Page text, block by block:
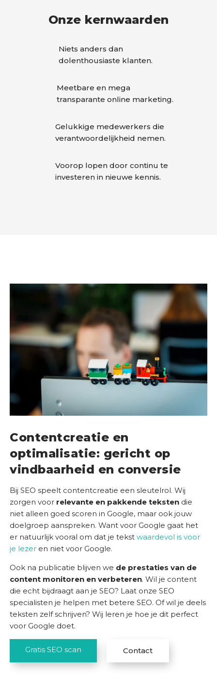
Onze kernwaarden
Niets anders dan
dolenthousiaste klanten.
Meetbare en mega
transparante online marketing.
Gelukkige medewerkers die
verantwoordelijkheid nemen.
Voorop lopen door continu te
investeren in nieuwe kennis.
Contentcreatie en
optimalisatie: gericht op
vindbaarheid en conversie
Bij SEO speelt contentcreatie een sleutelrol. Wij
zorgen voor relevante en pakkende teksten die
niet alleen goed scoren in Google, maar ook jouw
doelgroep aanspreken. Want voor Google gaat het
er natuurlijk vooral om dat je tekst waardevol is voor
je lezer en niet voor Google.
Ook na publicatie blijven we de prestaties van de
content monitoren en verbeteren. Wil je content
die echt bijdraagt aan je SEO? Laat onze SEO
specialisten je helpen met betere SEO. Of wil je deels
teksten zelf schrijven? Wij leren je hoe je dit perfect
voor Google doet.
Gratis SEO scan Contact